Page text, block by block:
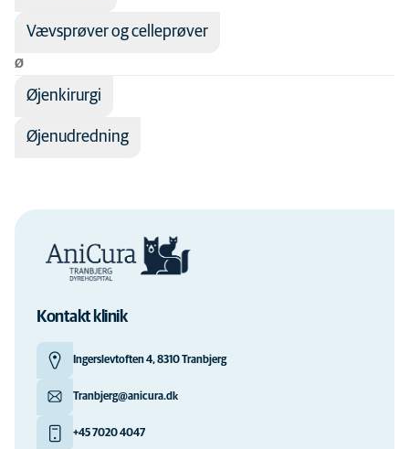
Vævsprøver og celleprøver
Ø
Øjenkirurgi
Øjenudredning
Kontakt klinik
Ingerslevtoften 4, 8310 Tranbjerg
Tranbjerg@anicura.dk
+45 7020 4047